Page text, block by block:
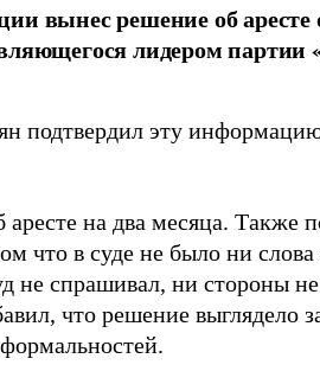
вынес решение об аресте
лидером
подтвердил эту
аресте на два месяца. Также
что в суде не было ни
не спрашивал, ни стороны
что решение выглядело